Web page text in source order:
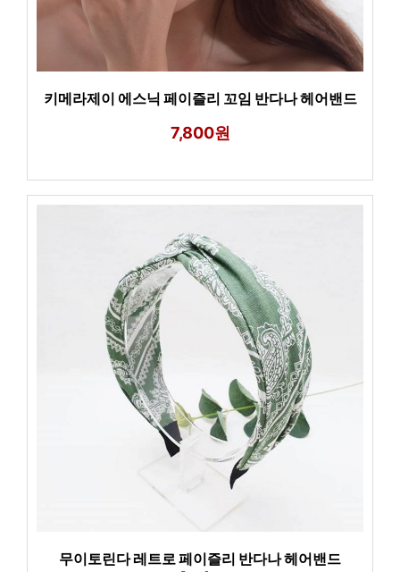
키메라제이 에스닉 페이즐리 꼬임 반다나 헤어밴드
7,800원
무이토린다 레트로 페이즐리 반다나 헤어밴드